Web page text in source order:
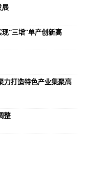
展
“三增”单产创新高
力打造特色产业集聚高
整